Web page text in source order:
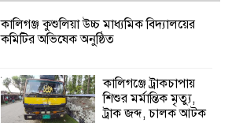
কালিগঞ্জ কুশুলিয়া উচ্চ মাধ্যমিক বিদ্যালয়ের
কমিটির অভিষেক অনুষ্ঠিত
কালিগঞ্জে ট্রাকচাপায়
শিশুর মর্মান্তিক মৃত্যু,
ট্রাক জব্দ, চালক আটক